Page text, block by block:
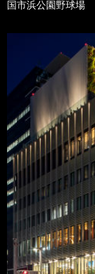
国市浜公園野球場